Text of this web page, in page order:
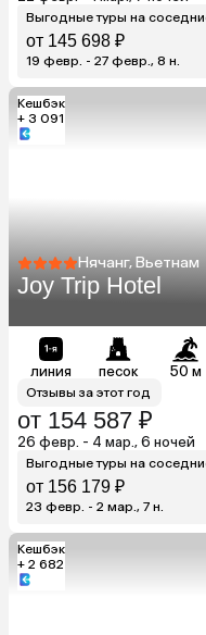
Выгодные туры на
от 145 698 ₽
19 февр. - 27 февр., 8 н.
Кешбэк
+ 3 091
Нячанг, Вьетнам
Joy Trip Hotel
линия песок 50 м
Отзывы за этот год
от 154 587 ₽
26 февр. - 4 мар., 6 ночей
Выгодные туры на
от 156 179 ₽
23 февр. - 2 мар., 7 н.
Кешбэк
+ 2 682